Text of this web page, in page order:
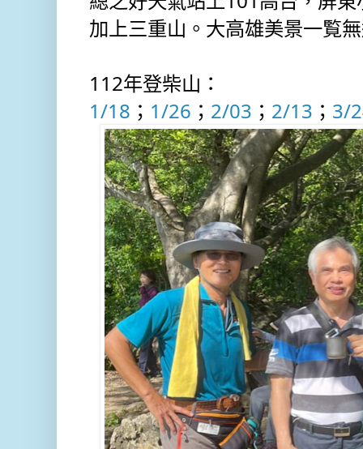
加上三重山。大高雄美景一覧
112年登柴山：
1/18 ； 1/26 ； 2/03 ； 2/13 ； 3/